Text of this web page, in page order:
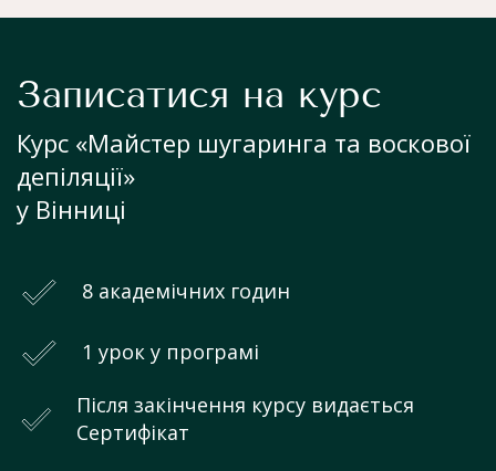
Записатися на курс
Курс «Майстер шугаринга та воскової
депіляції»
у Вінниці
8 академічних годин
1 урок у програмі
Після закінчення курсу видається
Сертифікат